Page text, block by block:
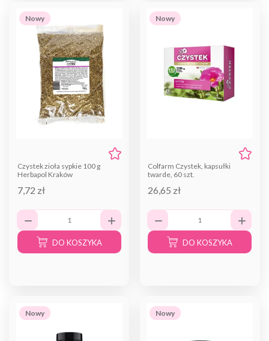
Nowy
Czystek zioła sypkie 100 g
Herbapol Kraków
7,72 zł
DO KOSZYKA
Nowy
Colfarm Czystek, kapsułki
twarde, 60 szt.
26,65 zł
DO KOSZYKA
Nowy Nowy